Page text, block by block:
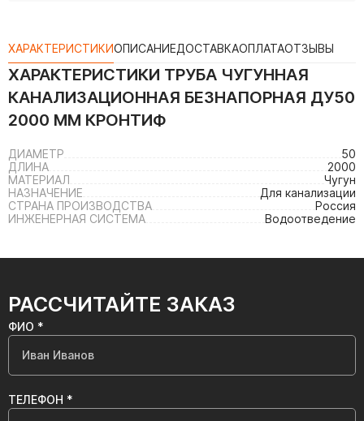
ХАРАКТЕРИСТИКИОПИСАНИЕДОСТАВКАОПЛАТАОТЗЫВЫ
ХАРАКТЕРИСТИКИ ТРУБА ЧУГУННАЯ
КАНАЛИЗАЦИОННАЯ БЕЗНАПОРНАЯ ДУ50
2000 ММ КРОНТИФ
ДИАМЕТР
50
ДЛИНА
2000
МАТЕРИАЛ
Чугун
НАЗНАЧЕНИЕ
Для канализации
СТРАНА ПРОИЗВОДСТВА
Россия
ИНЖЕНЕРНАЯ СИСТЕМА
Водоотведение
РАССЧИТАЙТЕ ЗАКАЗ
ФИО *
ТЕЛЕФОН *